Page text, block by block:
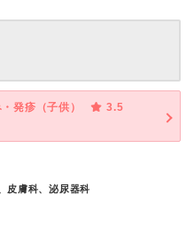
発疹（子供）
3.5
皮膚科、泌尿器科